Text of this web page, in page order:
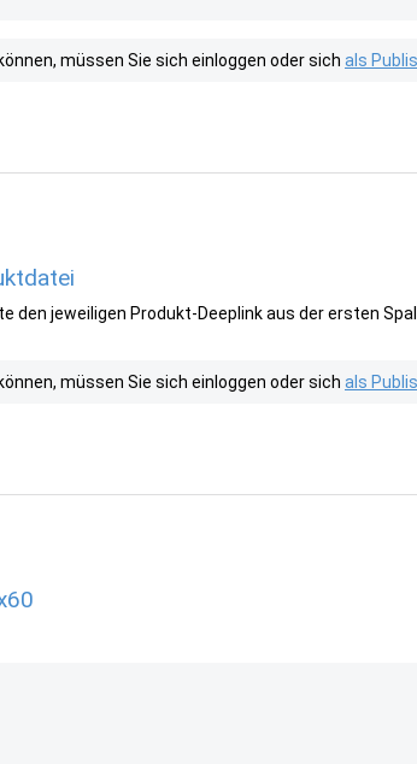
müssen Sie sich einloggen oder sich als
den jeweiligen Produkt-Deeplink aus der ersten
müssen Sie sich einloggen oder sich als